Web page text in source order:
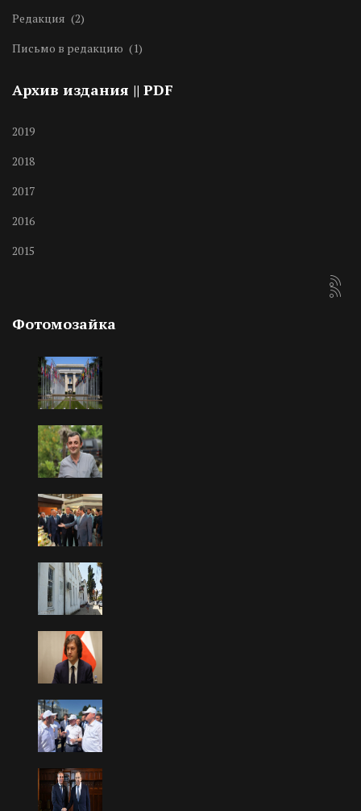
Редакция (2)
Письмо в редакцию (1)
Архив издания || PDF
2019
2018
2017
2016
2015
Фотомозайка